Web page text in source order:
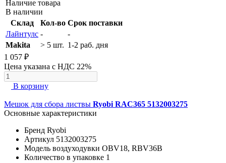
Наличие товара
В наличии
Склад
Кол-во Срок поставки
Лайнтулс -
-
Makita
> 5 шт. 1-2 раб. дня
1 057 ₽
Цена указана с НДС 22%
В корзину
Мешок для сбора листвы Ryobi RAC365 5132003275
Основные характеристики
Бренд Ryobi
Артикул 5132003275
Модель воздуходувки OBV18, RBV36B
Количество в упаковке 1